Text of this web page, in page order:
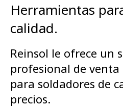
Herramientas
calidad.
Reinsol le ofrece un
profesional de
para soldadores de
precios.